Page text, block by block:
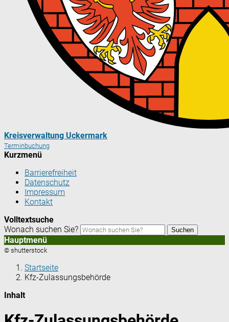
Kreisverwaltung Uckermark
Terminbuchung
Kurzmenü
Barrierefreiheit
Datenschutz
Impressum
Kontakt
Volltextsuche
Wonach suchen Sie?
Suchen
Hauptmenü
© shutterstock
Startseite
Kfz-Zulassungsbehörde
Inhalt